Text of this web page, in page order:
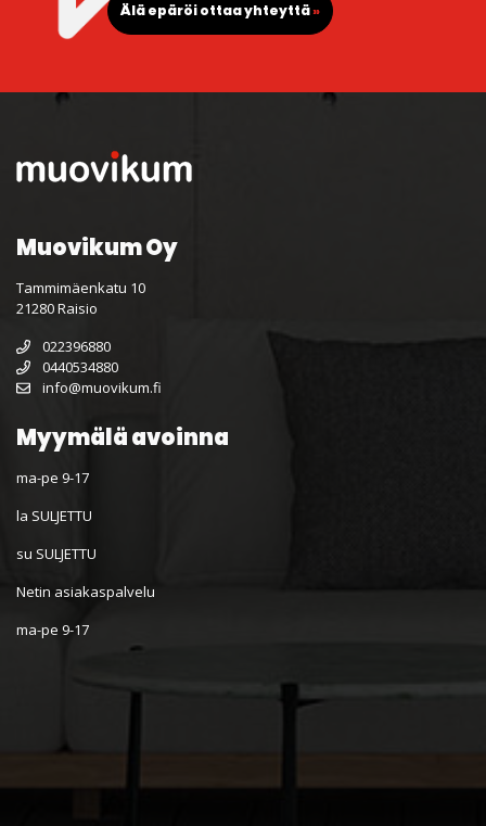
Älä epäröi ottaa yhteyttä»
Muovikum Oy
Tammimäenkatu 10
21280 Raisio
022396880
0440534880
info@muovikum.fi
Myymälä avoinna
ma-pe 9-17
la SULJETTU
su SULJETTU
Netin asiakaspalvelu
ma-pe 9-17